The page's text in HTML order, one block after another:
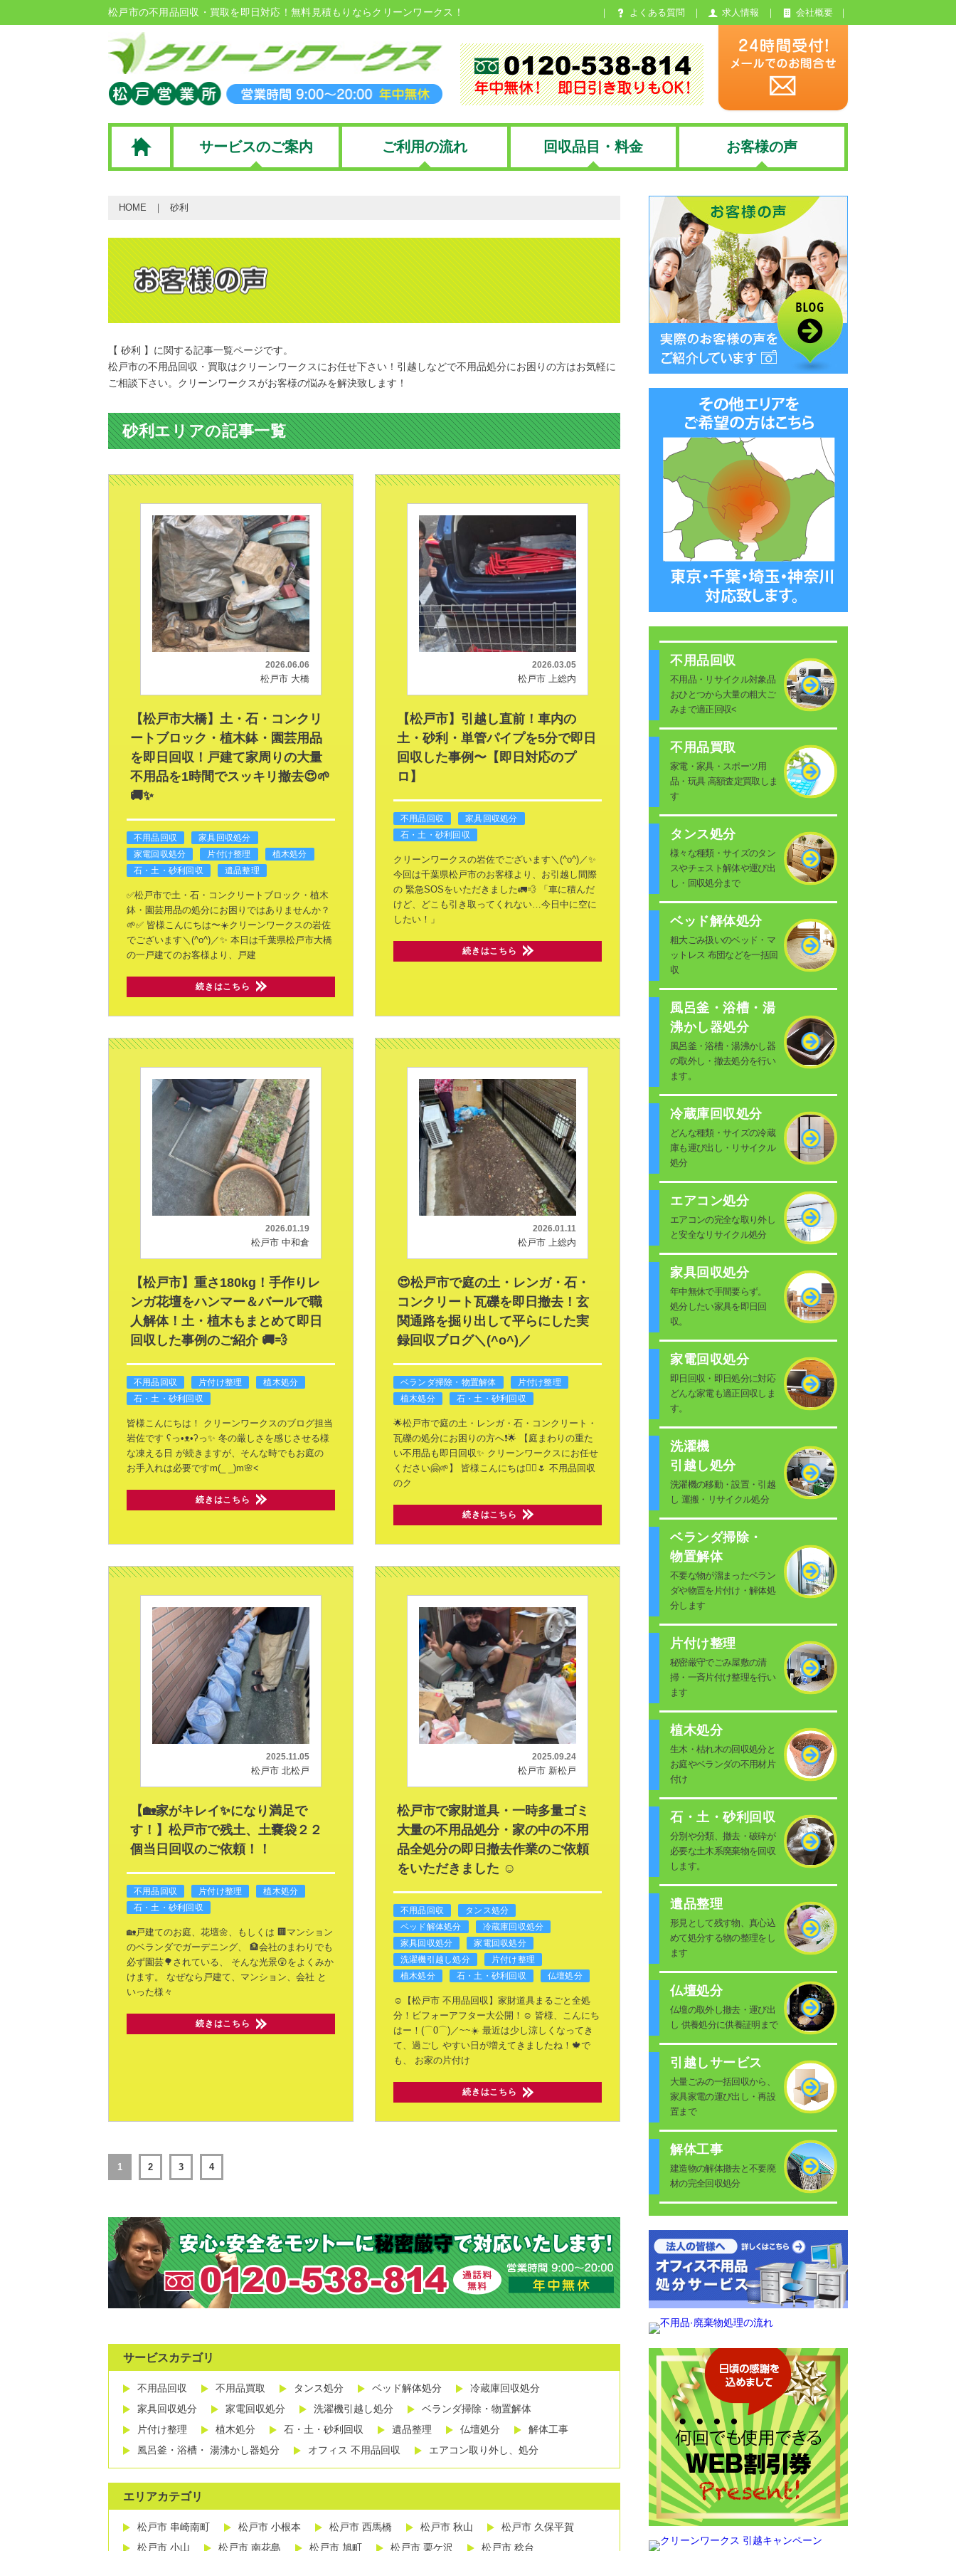
松戸市の不用品回収・買取を即日対応！無料見積もりならクリーンワークス！ よくある質問 求人情報 会社概要
サービスのご案内 ご利用の流れ 回収品目・料金 お客様の声
HOME 砂利
【 砂利 】に関する記事一覧ページです。
松戸市の不用品回収・買取はクリーンワークスにお任せ下さい！引越しなどで不用品処分にお困りの方はお気軽に
ご相談下さい。クリーンワークスがお客様の悩みを解決致します！
砂利エリアの記事一覧
2026.06.06
松戸市 大橋
【松戸市大橋】土・石・コンクリ
ートブロック・植木鉢・園芸用品
を即日回収！戸建て家周りの大量
不用品を1時間でスッキリ撤去😍🌱
🚚✨
不用品回収
家具回収処分
家電回収処分
片付け整理
植木処分
石・土・砂利回収
遺品整理
✅️松戸市で土・石・コンクリートブロック・植木
鉢・園芸用品の処分にお困りではありませんか？
🌱✅️ 皆様こんにちは〜☀️クリーンワークスの岩佐
でございます＼(^o^)／✨ 本日は千葉県松戸市大橋
の一戸建てのお客様より、戸建
続きはこちら
2026.03.05
松戸市 上総内
【松戸市】引越し直前！車内の
土・砂利・単管パイプを5分で即日
回収した事例〜【即日対応のプ
ロ】
不用品回収
家具回収処分
石・土・砂利回収
クリーンワークスの岩佐でございます＼(^o^)／✨
今回は千葉県松戸市のお客様より、お引越し間際
の 緊急SOSをいただきました🚛💨
「車に積んだ
けど、どこも引き取ってくれない…今日中に空に
したい！」
続きはこちら
2026.01.19
松戸市 中和倉
【松戸市】重さ180kg！手作りレ
ンガ花壇をハンマー＆バールで職
人解体！土・植木もまとめて即日
回収した事例のご紹介 🚚💨
不用品回収 片付け整理
植木処分
石・土・砂利回収
皆様こんにちは！
クリーンワークスのブログ担当
岩佐です ʕ⁠っ⁠•⁠ᴥ⁠•⁠ʔ⁠っ✨ 冬の厳しさを感じさせる様
な凍える日 が続きますが、そんな時でもお庭の
お手入れは必要ですm(_ _)m🌸<
続きはこちら
2026.01.11
松戸市 上総内
😍松戸市で庭の土・レンガ・石・
コンクリート瓦礫を即日撤去！玄
関通路を掘り出して平らにした実
録回収ブログ＼(^o^)／
ベランダ掃除・物置解体
片付け整理
植木処分
石・土・砂利回収
🌟松戸市で庭の土・レンガ・石・コンクリート・
瓦礫の処分にお困りの方へ❗🌟
【庭まわりの重た
い不用品も即日回収✨ クリーンワークスにお任せ
ください🤗🌱】
皆様こんにちは🙂‍↕️🌷 不用品回収
のク
続きはこちら
2025.11.05
松戸市 北松戸
【🏡家がキレイ✨になり満足で
す！】松戸市で残土、土嚢袋２２
個当日回収のご依頼！！
不用品回収 片付け整理
植木処分
石・土・砂利回収
🏡戸建てのお庭、花壇🌼、もしくは 🏢マンション
のベランダでガーデニング、
🏦会社のまわりでも
必ず園芸🌳されている、
そんな光景😲をよくみか
けます。
なぜなら戸建て、マンション、会社 と
いった様々
続きはこちら
2025.09.24
松戸市 新松戸
松戸市で家財道具・一時多量ゴミ
大量の不用品処分・家の中の不用
品全処分の即日撤去作業のご依頼
をいただきました ☺️
不用品回収
タンス処分
ベッド解体処分
冷蔵庫回収処分
家具回収処分
家電回収処分
洗濯機引越し処分
片付け整理
植木処分
石・土・砂利回収 仏壇処分
☺️【松戸市 不用品回収】家財道具まるごと全処
分！ビフォーアフター大公開！☺️ 皆様、こんにち
はー！(⌒0⌒)／~~☀️ 最近は少し涼しくなってき
て、過ごし やすい日が増えてきましたね！🍁で
も、
お家の片付け
続きはこちら
1 2 3 4
サービスカテゴリ
不用品回収 不用品買取 タンス処分 ベッド解体処分
冷蔵庫回収処分
家具回収処分
家電回収処分 洗濯機引越し処分
ベランダ掃除・物置解体
片付け整理
植木処分 石・土・砂利回収 遺品整理 仏壇処分
解体工事
風呂釜・浴槽・ 湯沸かし器処分
オフィス 不用品回収 エアコン取り外し、処分
エリアカテゴリ
松戸市 串崎南町 松戸市 小根本 松戸市 西馬橋 松戸市 秋山
松戸市 久保平賀
松戸市 小山
松戸市 南花島 松戸市 旭町 松戸市 栗ケ沢 松戸市 稔台
不用品回収
不用品・リサイクル対象品
おひとつから大量の粗大ご
みまで適正回収<
不用品買取
家電・家具・スポーツ用
品・玩具 高額査定買取しま
す
タンス処分
様々な種類・サイズのタン
スやチェスト解体や運び出
し・回収処分まで
ベッド解体処分
粗大ごみ扱いのベッド・マ
ットレス 布団などを一括回
収
風呂釜・浴槽・湯
沸かし器処分
風呂釜・浴槽・湯沸かし器
の取外し・撤去処分を行い
ます。
冷蔵庫回収処分
どんな種類・サイズの冷蔵
庫も運び出し・リサイクル
処分
エアコン処分
エアコンの完全な取り外し
と安全なリサイクル処分
家具回収処分
年中無休で手間要らず。
処分したい家具を即日回
収。
家電回収処分
即日回収・即日処分に対応
どんな家電も適正回収しま
す。
洗濯機
引越し処分
洗濯機の移動・設置・引越
し 運搬・リサイクル処分
ベランダ掃除・
物置解体
不要な物が溜まったベラン
ダや物置を片付け・解体処
分します
片付け整理
秘密厳守でごみ屋敷の清
掃・一斉片付け整理を行い
ます
植木処分
生木・枯れ木の回収処分と
お庭やベランダの不用材片
付け
石・土・砂利回収
分別や分類、撤去・破砕が
必要な土木系廃棄物を回収
します。
遺品整理
形見として残す物、真心込
めて処分する物の整理をし
ます
仏壇処分
仏壇の取外し撤去・運び出
し 供養処分に供養証明まで
引越しサービス
大量ごみの一括回収から、
家具家電の運び出し・再設
置まで
解体工事
建造物の解体撤去と不要廃
材の完全回収処分